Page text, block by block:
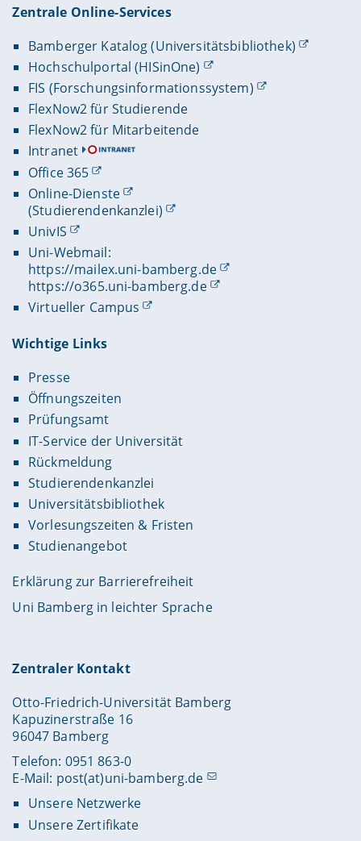
Zentrale Online-Services
Bamberger Katalog (Universitätsbibliothek)
Hochschulportal (HISinOne)
FIS (Forschungsinformationssystem)
FlexNow2 für Studierende
FlexNow2 für Mitarbeitende
Intranet
Office 365
Online-Dienste
(Studierendenkanzlei)
UnivIS
Uni-Webmail:
https://mailex.uni-bamberg.de
https://o365.uni-bamberg.de
Virtueller Campus
Wichtige Links
Presse
Öffnungszeiten
Prüfungsamt
IT-Service der Universität
Rückmeldung
Studierendenkanzlei
Universitätsbibliothek
Vorlesungszeiten & Fristen
Studienangebot
Erklärung zur Barrierefreiheit
Uni Bamberg in leichter Sprache
Zentraler Kontakt
Otto-Friedrich-Universität Bamberg
Kapuzinerstraße 16
96047 Bamberg
Telefon: 0951 863-0
E-Mail: post(at)uni-bamberg.de
Unsere Netzwerke
Unsere Zertifikate